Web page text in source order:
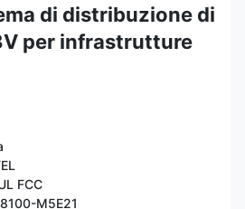
di distribuzione di
per infrastrutture
FCC
M5E21